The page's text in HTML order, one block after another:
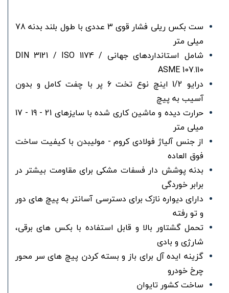
ست بکس ریلی فشار قوی 3 عددی با طول بلند بدنه 78
میلی متر
شامل استانداردهای جهانی DIN 3121 / ISO 1174 /
ASME 107.110
درایو 1/2 اینچ نوع تخت 6 پر با چفت کامل و بدون
آسیب به پیچ
حرارت دیده و ماشین کاری شده با سایزهای 21 - 19 - 17
میلی متر
از جنس آلیاژ فولادی کروم - مولیبدن با کیفیت ساخت
فوق العاده
بدنه پوشش دار فسفات مشکی برای مقاومت بیشتر در
برابر خوردگی
دارای دیواره نازک برای دسترسی آسانتر به پیچ های دور
و تو رفته
تحمل گشتاور بالا و قابل استفاده با بکس های برقی،
شارژی و بادی
گزینه ایده آل برای باز و بسته کردن پیچ های سر محور
چرخ خودرو
ساخت کشور تایوان